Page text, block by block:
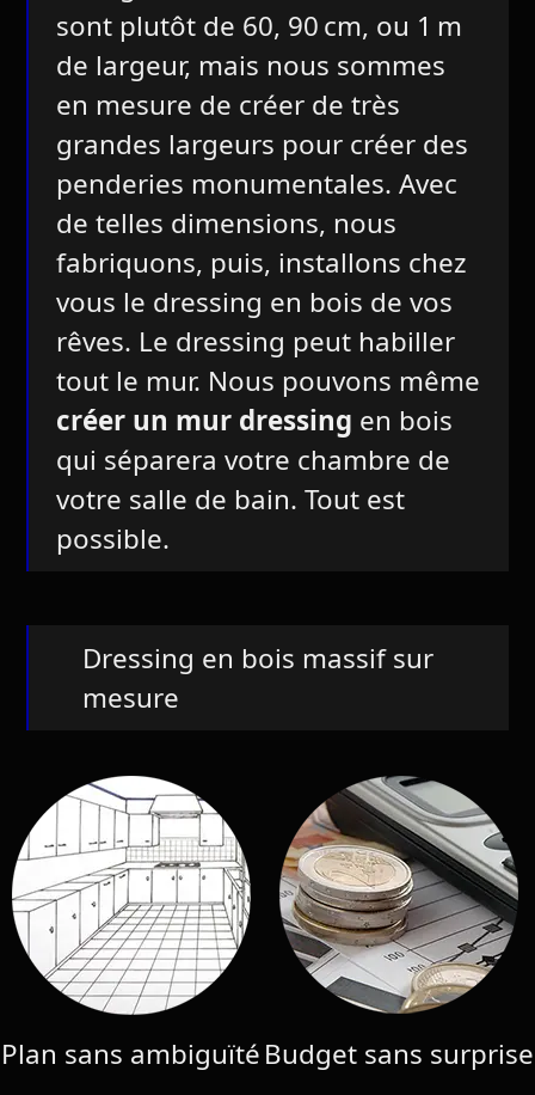
sont plutôt de 60, 90 cm, ou 1 m
de largeur, mais nous sommes
en mesure de créer de très
grandes largeurs pour créer des
penderies monumentales. Avec
de telles dimensions, nous
fabriquons, puis, installons chez
vous le dressing en bois de vos
rêves. Le dressing peut habiller
tout le mur. Nous pouvons même
créer un mur dressing en bois
qui séparera votre chambre de
votre salle de bain. Tout est
possible.
Dressing en bois massif sur
mesure
Plan sans ambiguïtéBudget sans surprise